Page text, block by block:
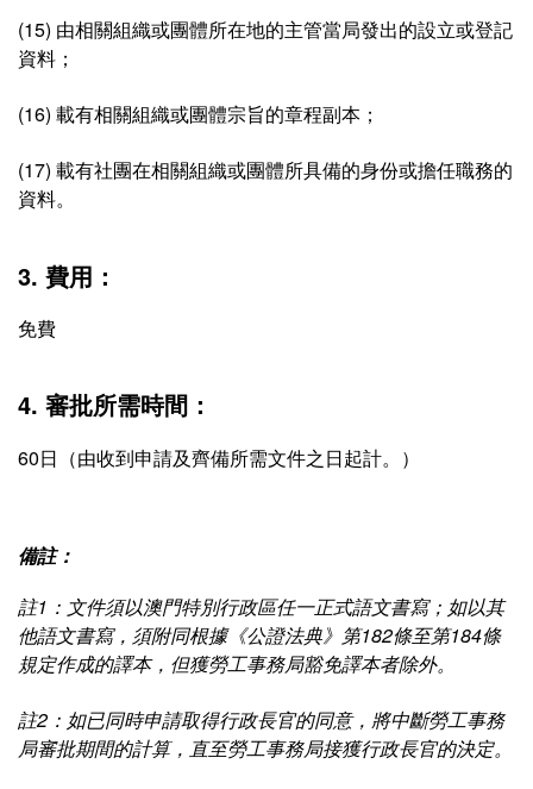
(15) 由相關組織或團體所在地的主管當局發出的設立或登記
資料；
(16) 載有相關組織或團體宗旨的章程副本；
(17) 載有社團在相關組織或團體所具備的身份或擔任職務的
資料。
3. 費用：
免費
4. 審批所需時間：
60日（由收到申請及齊備所需文件之日起計。）
備註：
註1：文件須以澳門特別行政區任一正式語文書寫；如以其
他語文書寫，須附同根據《公證法典》第182條至第184條
規定作成的譯本，但獲勞工事務局豁免譯本者除外。
註2：如已同時申請取得行政長官的同意，將中斷勞工事務
局審批期間的計算，直至勞工事務局接獲行政長官的決定。